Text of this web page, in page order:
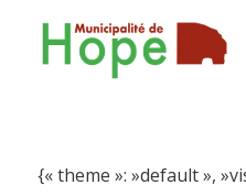
{« theme »: »default »,